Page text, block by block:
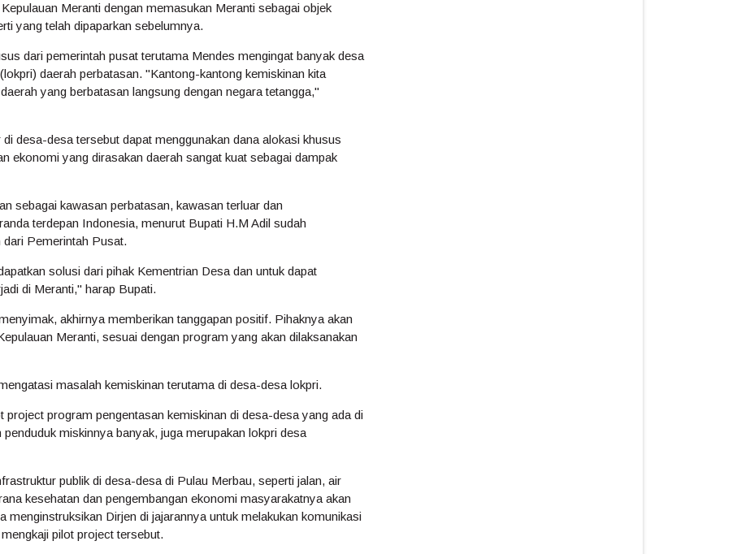
Meranti dengan memasukan Meranti sebagai objek
yang telah dipaparkan sebelumnya.
dari pemerintah pusat terutama Mendes mengingat banyak desa
daerah perbatasan. "Kantong-kantong kemiskinan kita
yang berbatasan langsung dengan negara tetangga,"
desa-desa tersebut dapat menggunakan dana alokasi khusus
ekonomi yang dirasakan daerah sangat kuat sebagai dampak
sebagai kawasan perbatasan, kawasan terluar dan
terdepan Indonesia, menurut Bupati H.M Adil sudah
dari Pemerintah Pusat.
solusi dari pihak Kementrian Desa dan untuk dapat
di Meranti," harap Bupati.
akhirnya memberikan tanggapan positif. Pihaknya akan
Meranti, sesuai dengan program yang akan dilaksanakan
masalah kemiskinan terutama di desa-desa lokpri.
project program pengentasan kemiskinan di desa-desa yang ada di
miskinnya banyak, juga merupakan lokpri desa
publik di desa-desa di Pulau Merbau, seperti jalan, air
kesehatan dan pengembangan ekonomi masyarakatnya akan
menginstruksikan Dirjen di jajarannya untuk melakukan komunikasi
pilot project tersebut.